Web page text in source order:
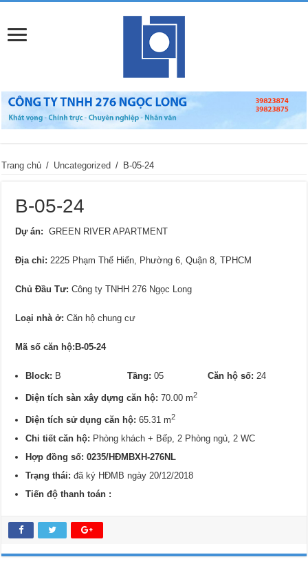
Trang chủ / Uncategorized / B-05-24
B-05-24
Dự án: GREEN RIVER APARTMENT
Địa chỉ: 2225 Phạm Thế Hiển, Phường 6, Quận 8, TPHCM
Chủ Đầu Tư: Công ty TNHH 276 Ngọc Long
Loại nhà ở: Căn hộ chung cư
Mã số căn hộ:B-05-24
Block: BTầng: 05Căn hộ số: 24
Diện tích sàn xây dựng căn hộ:70.00 m2
Diện tích sử dụng căn hộ: 65.31 m2
Chi tiết căn hộ: Phòng khách + Bếp, 2 Phòng ngủ, 2 WC
Hợp đồng số: 0235/HĐMBXH-276NL
Trạng thái:đã ký HĐMB ngày 20/12/2018
Tiến độ thanh toán :